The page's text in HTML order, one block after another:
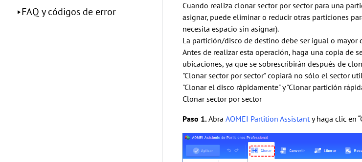
FAQ y códigos de error
Cuando realiza clonar sector por sector para una
asignar, puede eliminar o reducir otras particiones
necesita espacio sin asignar).
La partición/disco de destino debe ser igual o
Antes de realizar esta operación, haga una copia de
ubicaciones, ya que se sobrescribirán después de
"Clonar sector por sector" copiará no sólo el sector
"Clonar el disco rápidamente" y "Clonar partición
Clonar sector por sector
Paso 1.Abra AOMEI Partition Assistanty haga clic en